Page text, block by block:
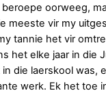
beroepe oorweeg,
meeste vir my
tannie het vir
het elke jaar in die
die laerskool was,
werk. Ek het toe